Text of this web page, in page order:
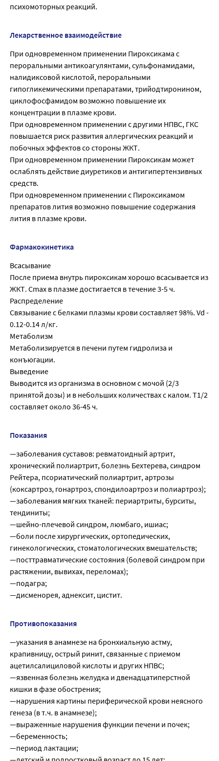
психомоторных реакций.
Лекарственное взаимодействие
При одновременном применении Пироксикама с
пероральными антикоагулянтами, сульфонамидами,
налидиксовой кислотой, пероральными
гипогликемическими препаратами, трийодтиронином,
циклофосфамидом возможно повышение их
концентрации в плазме крови.
При одновременном применении с другими НПВС, ГКС
повышается риск развития аллергических реакций и
побочных эффектов со стороны ЖКТ.
При одновременном применении Пироксикам может
ослаблять действие диуретиков и антигипертензивных
средств.
При одновременном применении с Пироксикамом
препаратов лития возможно повышение содержания
лития в плазме крови.
Фармакокинетика
Всасывание
После приема внутрь пироксикам хорошо всасывается из
ЖКТ. Cmax в плазме достигается в течение 3-5 ч.
Распределение
Связывание с белками плазмы крови составляет 98%. Vd -
0.12-0.14 л/кг.
Метаболизм
Метаболизируется в печени путем гидролиза и
конъюгации.
Выведение
Выводится из организма в основном с мочой (2/3
принятой дозы) и в небольших количествах с калом. T1/2
составляет около 36-45 ч.
Показания
—заболевания суставов: ревматоидный артрит,
хронический полиартрит, болезнь Бехтерева, синдром
Рейтера, псориатический полиартрит, артрозы
(коксартроз, гонартроз, спондилоартроз и полиартроз);
—заболевания мягких тканей: периартриты, бурситы,
тендиниты;
—шейно-плечевой синдром, люмбаго, ишиас;
—боли после хирургических, ортопедических,
гинекологических, стоматологических вмешательств;
—посттравматические состояния (болевой синдром при
растяжении, вывихах, переломах);
—подагра;
—дисменорея, аднексит, цистит.
Противопоказания
—указания в анамнезе на бронхиальную астму,
крапивницу, острый ринит, связанные с приемом
ацетилсалициловой кислоты и других НПВС;
—язвенная болезнь желудка и двенадцатиперстной
кишки в фазе обострения;
—нарушения картины периферической крови неясного
генеза (в т.ч. в анамнезе);
—выраженные нарушения функции печени и почек;
—беременность;
—период лактации;